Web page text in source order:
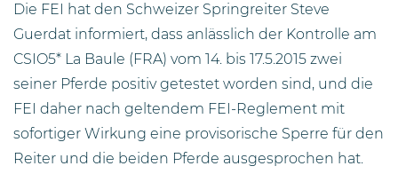
Die FEI hat den Schweizer Springreiter Steve
Guerdat informiert, dass anlässlich der Kontrolle am
CSIO5* La Baule (FRA) vom 14. bis 17.5.2015 zwei
seiner Pferde positiv getestet worden sind, und die
FEI daher nach geltendem FEI-Reglement mit
sofortiger Wirkung eine provisorische Sperre für den
Reiter und die beiden Pferde ausgesprochen hat.